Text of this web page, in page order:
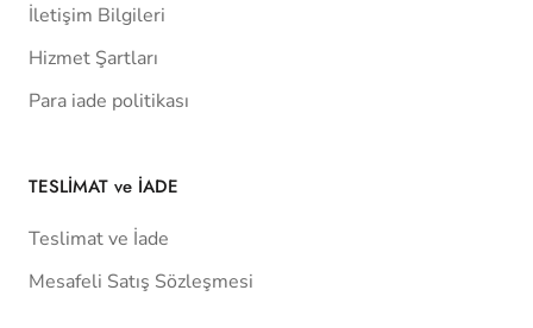
İletişim Bilgileri
Hizmet Şartları
Para iade politikası
TESLİMAT ve İADE
Teslimat ve İade
Mesafeli Satış Sözleşmesi